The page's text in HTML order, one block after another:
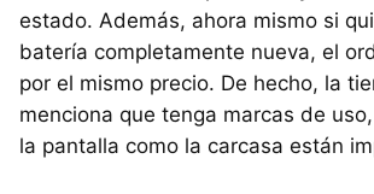
estado. Además, ahora mismo si
batería completamente nueva, el
por el mismo precio. De hecho, la
menciona que tenga marcas de
la pantalla como la carcasa están